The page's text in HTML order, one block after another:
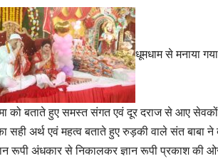
धूमधाम से मनाया
को बताते हुए समस्त संगत एवं दूर दराज से आए
सही अर्थ एवं महत्व बताते हुए रुड़की वाले संत
रूपी अंधकार से निकालकर ज्ञान रूपी प्रकाश की